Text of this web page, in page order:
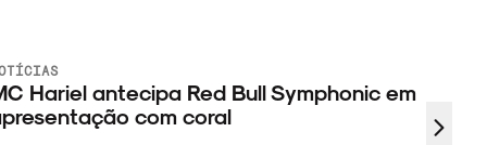
Hariel antecipa Red Bull Symphonic em
com coral